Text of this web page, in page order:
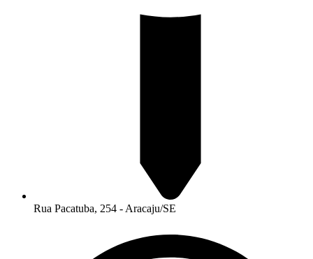
Rua Pacatuba, 254 - Aracaju/SE